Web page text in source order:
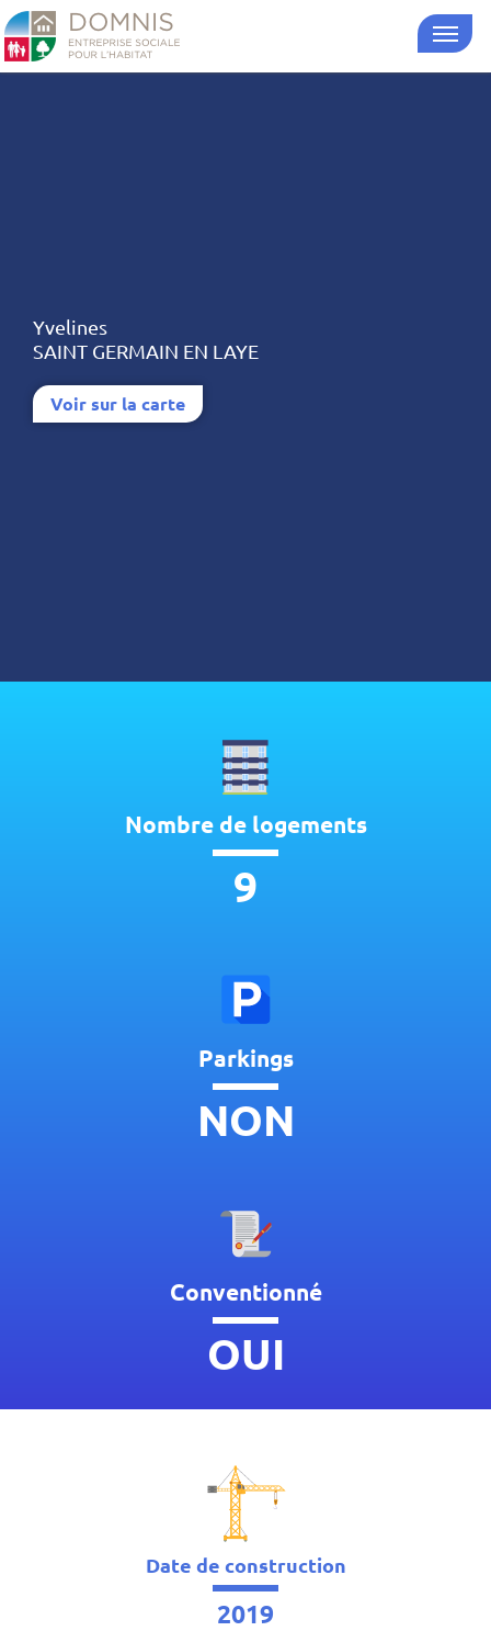
Yvelines
SAINT GERMAIN EN LAYE
Voir sur la carte
Nombre de logements
9
Parkings
NON
Conventionné
OUI
Date de construction
2019